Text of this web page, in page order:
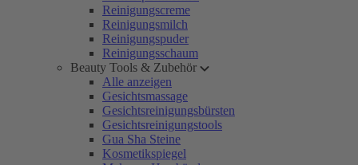
Reinigungscreme
Reinigungsmilch
Reinigungspuder
Reinigungsschaum
Beauty Tools & Zubehör
Alle anzeigen
Gesichtsmassage
Gesichtsreinigungsbürsten
Gesichtsreinigungstools
Gua Sha Steine
Kosmetikspiegel